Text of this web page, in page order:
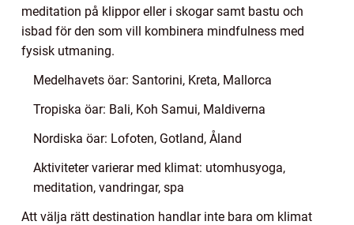
meditation på klippor eller i skogar samt bastu och
isbad för den som vill kombinera mindfulness med
fysisk utmaning.
Medelhavets öar: Santorini, Kreta, Mallorca
Tropiska öar: Bali, Koh Samui, Maldiverna
Nordiska öar: Lofoten, Gotland, Åland
Aktiviteter varierar med klimat: utomhusyoga,
meditation, vandringar, spa
Att välja rätt destination handlar inte bara om klimat